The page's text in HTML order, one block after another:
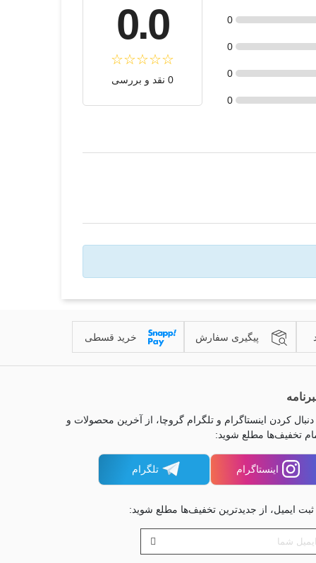
0.0
0 نقد و بررسی
0
0
0
0
پیگیری سفارش خرید قسطی
دنبال کردن اینستاگرام و تلگرام گروچا، از آخرین محصولات و
تخفیف‌ها مطلع شوید:
اینستاگرام تلگرام
ثبت ایمیل، از جدیدترین تخفیف‌ها مطلع شوید: